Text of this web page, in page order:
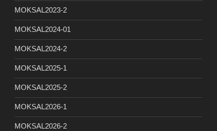
MOKSAL2023-2
MOKSAL2024-01
MOKSAL2024-2
MOKSAL2025-1
MOKSAL2025-2
MOKSAL2026-1
MOKSAL2026-2